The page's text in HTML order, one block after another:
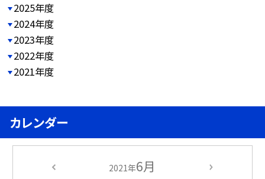
2025年度
2024年度
2023年度
2022年度
2021年度
カレンダー
2021年6月